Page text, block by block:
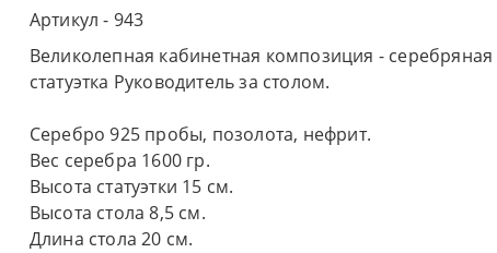
Артикул - 943
Великолепная кабинетная композиция - серебряная
статуэтка Руководитель за столом.
Серебро 925 пробы, позолота, нефрит.
Вес серебра 1600 гр.
Высота статуэтки 15 см.
Высота стола 8,5 см.
Длина стола 20 см.